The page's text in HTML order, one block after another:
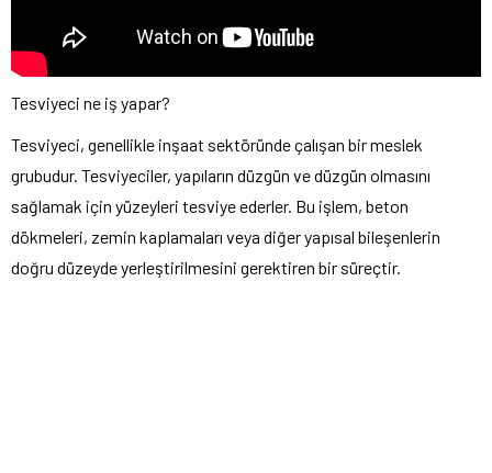
Tesviyeci ne iş yapar?
Tesviyeci, genellikle inşaat sektöründe çalışan bir meslek
grubudur. Tesviyeciler, yapıların düzgün ve düzgün olmasını
sağlamak için yüzeyleri tesviye ederler. Bu işlem, beton
dökmeleri, zemin kaplamaları veya diğer yapısal bileşenlerin
doğru düzeyde yerleştirilmesini gerektiren bir süreçtir.